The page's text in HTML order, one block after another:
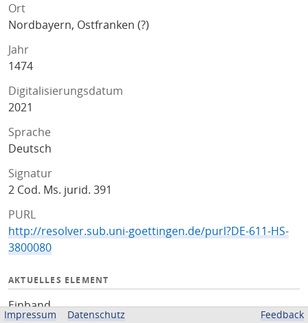
Ort
Nordbayern, Ostfranken (?)
Jahr
1474
Digitalisierungsdatum
2021
Sprache
Deutsch
Signatur
2 Cod. Ms. jurid. 391
PURL
http://resolver.sub.uni-goettingen.de/purl?DE-611-HS-
3800080
AKTUELLES ELEMENT
Einband
Impressum Datenschutz Feedback